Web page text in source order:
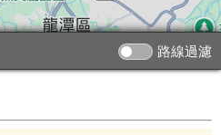
路線過濾